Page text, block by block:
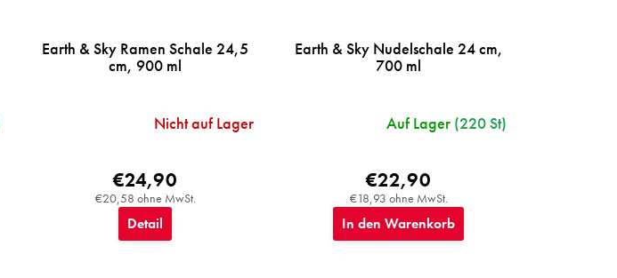
Earth & Sky Ramen Schale 24,5
cm, 900 ml
Nicht auf Lager
€20,58 ohne MwSt.
€24,90
Detail
Earth & Sky Nudelschale 24 cm,
700 ml
Auf Lager (220 St)
€18,93 ohne MwSt.
€22,90
In den Warenkorb